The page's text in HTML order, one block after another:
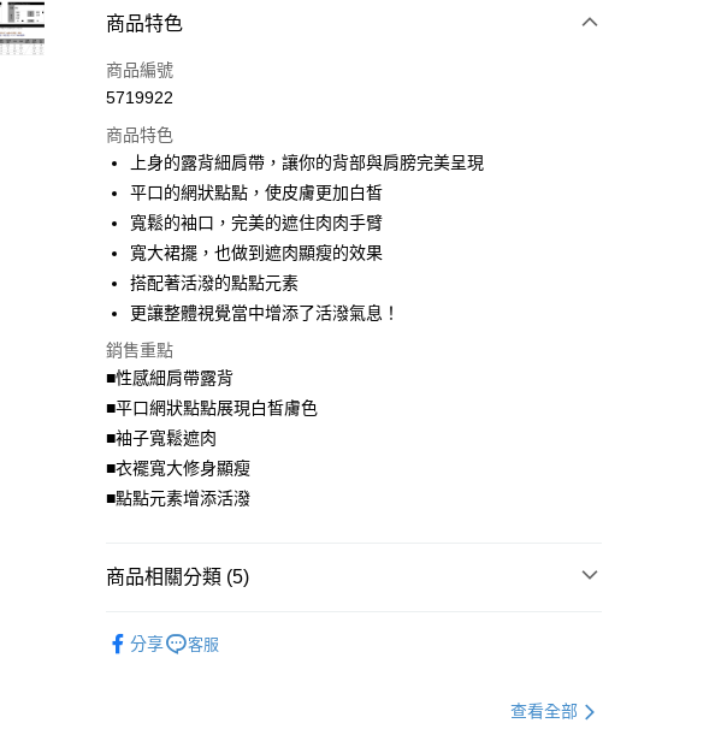
付款方式
信用卡一次付款
LINE Pay
Apple Pay
街口支付
悠遊付
全盈+PAY
大哥付你分期
相關說明
【大哥付你分期使用說明】
1.本服務由台灣大哥大提供，台灣大哥大用戶可立即使用無須另外申請。
3.實際核准額度、可分期數及費用金額請依後續交易確認頁面所載為準。
無法說明評估內容。
AFTEE先享後付
AFTEE先享後付是「在收到商品之後才付款」的支付方式。 讓您購物簡單
便利好安心！
２．便利：只要手機號碼，簡訊認證，即可結帳。
３．安心：先確認商品／服務後，再付款。
１．於結帳方式選擇「AFTEE先享後付」後，將跳轉至「AFTEE先享後
運送方式
商品特色
商品編號
5719922
商品特色
上身的露背細肩帶，讓你的背部與肩膀完美呈現
平口的網狀點點，使皮膚更加白皙
寬鬆的袖口，完美的遮住肉肉手臂
寬大裙擺，也做到遮肉顯瘦的效果
搭配著活潑的點點元素
更讓整體視覺當中增添了活潑氣息！
銷售重點
■性感細肩帶露背
■平口網狀點點展現白皙膚色
■袖子寬鬆遮肉
■衣襬寬大修身顯瘦
■點點元素增添活潑
商品相關分類 (5)
分享 客服
查看全部